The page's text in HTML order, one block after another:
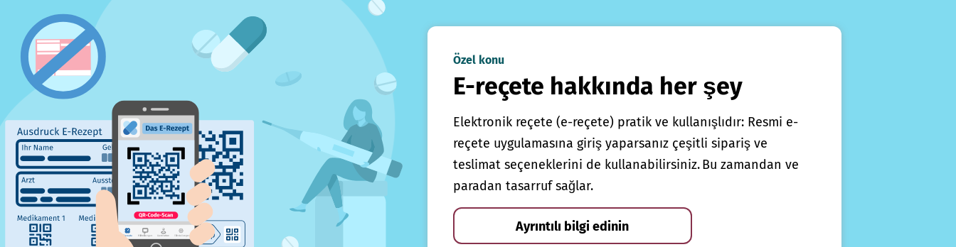
Özel konu
E-reçete hakkında her şey
Elektronik reçete (e-reçete) pratik ve kullanışlıdır: Resmi e-
reçete uygulamasına giriş yaparsanız çeşitli sipariş ve
teslimat seçeneklerini de kullanabilirsiniz. Bu zamandan ve
paradan tasarruf sağlar.
Ayrıntılı bilgi edinin